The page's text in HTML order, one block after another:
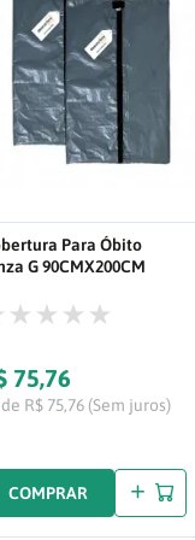
Para Óbito
G 90CMX200CM
75,76
R$ 75,76 (Sem juros)
COMPRAR